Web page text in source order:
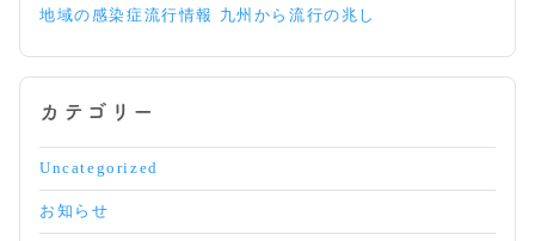
地域の感染症流行情報 九州から流行の兆し
カテゴリー
Uncategorized
お知らせ